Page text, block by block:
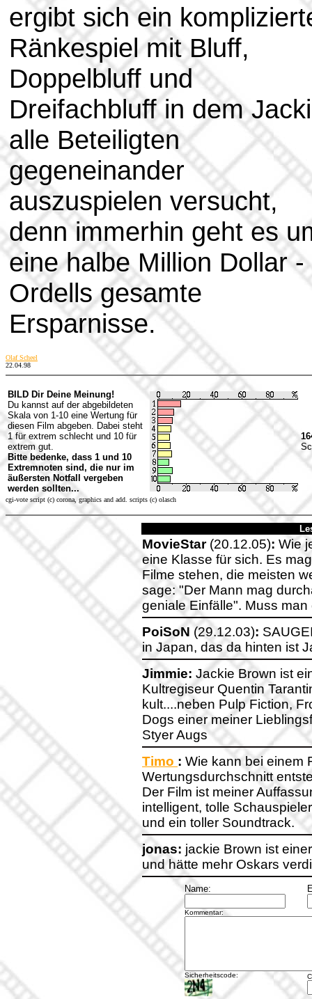
ergibt sich ein
Ränkespiel mit Bluff,
Doppelbluff und
Dreifachbluff in dem
alle Beteiligten
gegeneinander
auszuspielen versucht,
denn immerhin geht es
eine halbe Million Dollar -
Ordells gesamte
Ersparnisse.
Olaf Scheel
22.04.98
BILD Dir Deine Meinung!
Du kannst auf der abgebildeten
Skala von 1-10 eine Wertung für
diesen Film abgeben. Dabei steht
1 für extrem schlecht und 10 für
extrem gut.
Bitte bedenke, dass 1 und 10
Extremnoten sind, die nur im
äußersten Notfall vergeben
werden sollten...
cgi-vote script (c) corona, graphics and add. scripts (c) olasch
MovieStar(20.12.05): Wie
eine Klasse für sich. Es
Filme stehen, die meisten
sage: "Der Mann mag
geniale Einfälle". Muss
PoiSoN (29.12.03):
in Japan, das da hinten ist
Jimmie: Jackie Brown ist
Kultregiseur Quentin
kult....neben Pulp Fiction,
Dogs einer meiner
Styer Augs
Timo : Wie kann bei einem
Wertungsdurchschnitt
Der Film ist meiner
intelligent, tolle
und ein toller Soundtrack.
jonas: jackie Brown ist
und hätte mehr Oskars
Name:
Kommentar:
Sicherheitscode: